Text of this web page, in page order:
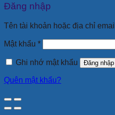
Đăng nhập
Tên tài khoản hoặc địa chỉ email
Mật khẩu *Bắt
buộc
Ghi nhớ mật khẩu
Đăng nhập
Quên mật khẩu?